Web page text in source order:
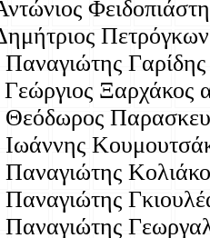
Γαρίδης
Ξαρχάκος
Θεόδωρος
Ιωάννης
Παναγιώτης
Παναγιώτης